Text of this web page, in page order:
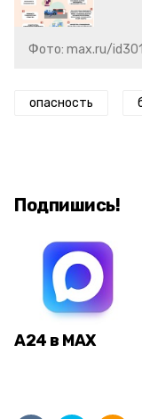
Фото: max.ru/
опасность
Подпишись!
А24 в MAX